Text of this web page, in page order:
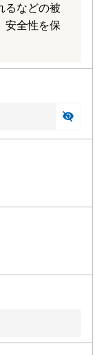
るなどの被
安全性を保